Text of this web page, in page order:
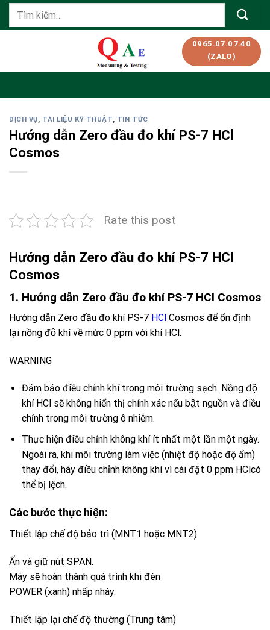
SkipTìm
0965.07.07.40
(ZALO)
DỊCH VỤ, TÀI LIỆU KỸ THUẬT, TIN TỨC
Hướng dẫn Zero đầu đo khí PS-7 HCl
Cosmos
Rate this post
Hướng dẫn Zero đầu đo khí PS-7 HCl
Cosmos
1. Hướng dẫn Zero đầu đo khí PS-7 HCl Cosmos
Hướng dẫn Zero đầu đo khí PS-7 HCl Cosmos để ổn định
lại nồng độ khí về mức 0 ppm với khí HCl.
WARNING
Đảm bảo điều chỉnh khí trong môi trường sạch. Nồng độ
khí HCl sẽ không hiển thị chính xác nếu bật nguồn và điều
chỉnh trong môi trường ô nhiễm.
Thực hiện điều chỉnh không khí ít nhất một lần một ngày.
Ngoài ra, khi môi trường làm việc (nhiệt độ hoặc độ ẩm)
thay đổi, hãy điều chỉnh không khí vì cài đặt 0 ppm HClcó
thể bị lệch.
Các bước thực hiện:
Thiết lập chế độ bảo trì (MNT1 hoặc MNT2)
Ấn và giữ nút SPAN.
Máy sẽ hoàn thành quá trình khi đèn
POWER (xanh) nhấp nháy.
Thiết lập lại chế độ thường (Trung tâm)